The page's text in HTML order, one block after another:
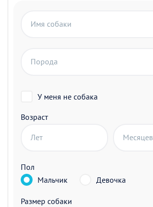
Имя собаки
Порода
У меня не собака
Возраст
Лет Месяцев
Пол
Мальчик
Девочка
Размер собаки